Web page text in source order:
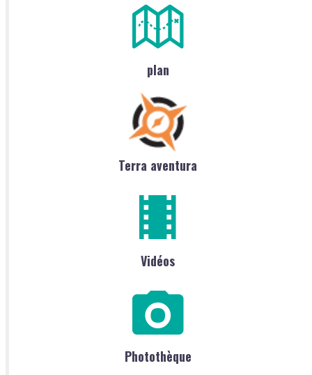
plan
Terra aventura
Vidéos
Photothèque